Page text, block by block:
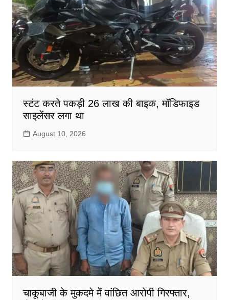
स्टंट करते पकड़ी 26 लाख की बाइक, मॉडिफाइड
साइलेंसर लगा था
August 10, 2026
चाकूबाजी के मुकदमे में वांछित आरोपी गिरफ्तार,